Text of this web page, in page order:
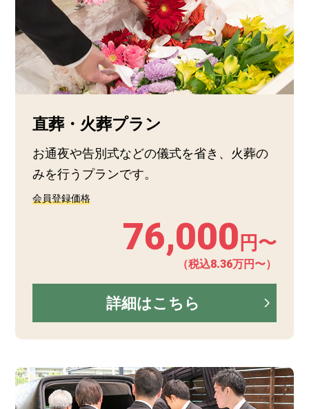
直葬・火葬プラン
お通夜や告別式などの儀式を省き、火葬の
みを行うプランです。
会員登録価格
76,000 円〜
（税込8.36万円〜）
詳細はこちら